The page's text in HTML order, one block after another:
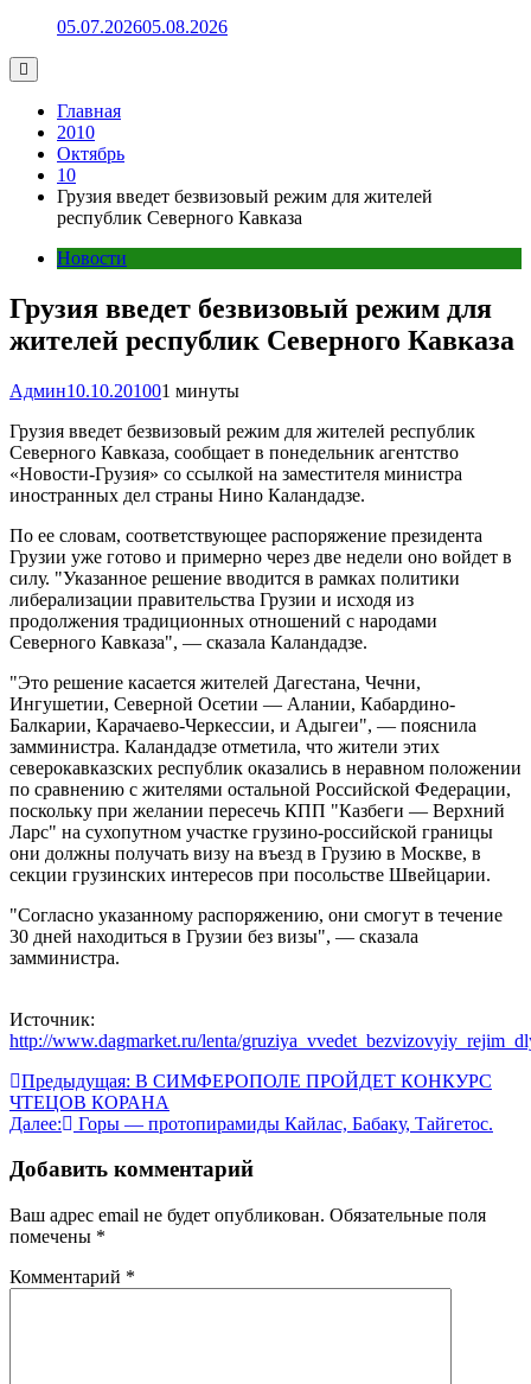
05.07.202605.08.2026
Главная
2010
Октябрь
10
Грузия введет безвизовый режим для жителей
республик Северного Кавказа
Новости
Грузия введет безвизовый режим для
жителей республик Северного Кавказа
Админ10.10.201001 минуты
Грузия введет безвизовый режим для жителей республик
Северного Кавказа, сообщает в понедельник агентство
«Новости-Грузия» со ссылкой на заместителя министра
иностранных дел страны Нино Каландадзе.
По ее словам, соответствующее распоряжение президента
Грузии уже готово и примерно через две недели оно войдет в
силу. "Указанное решение вводится в рамках политики
либерализации правительства Грузии и исходя из
продолжения традиционных отношений с народами
Северного Кавказа", — сказала Каландадзе.
"Это решение касается жителей Дагестана, Чечни,
Ингушетии, Северной Осетии — Алании, Кабардино-
Балкарии, Карачаево-Черкессии, и Адыгеи", — пояснила
замминистра. Каландадзе отметила, что жители этих
северокавказских республик оказались в неравном положении
по сравнению с жителями остальной Российской Федерации,
поскольку при желании пересечь КПП "Казбеги — Верхний
Ларс" на сухопутном участке грузино-российской границы
они должны получать визу на въезд в Грузию в Москве, в
секции грузинских интересов при посольстве Швейцарии.
"Согласно указанному распоряжению, они смогут в течение
30 дней находиться в Грузии без визы", — сказала
замминистра.
Источник:
http://www.dagmarket.ru/lenta/
Навигация
по
Предыдущая: В СИМФЕРОПОЛЕ ПРОЙДЕТ КОНКУРС
ЧТЕЦОВ КОРАНА
Далее:
Горы — протопирамиды Кайлас, Бабаку, Тайгетос.
Добавить комментарий
Ваш адрес email не будет опубликован. Обязательные поля
помечены *
Комментарий *